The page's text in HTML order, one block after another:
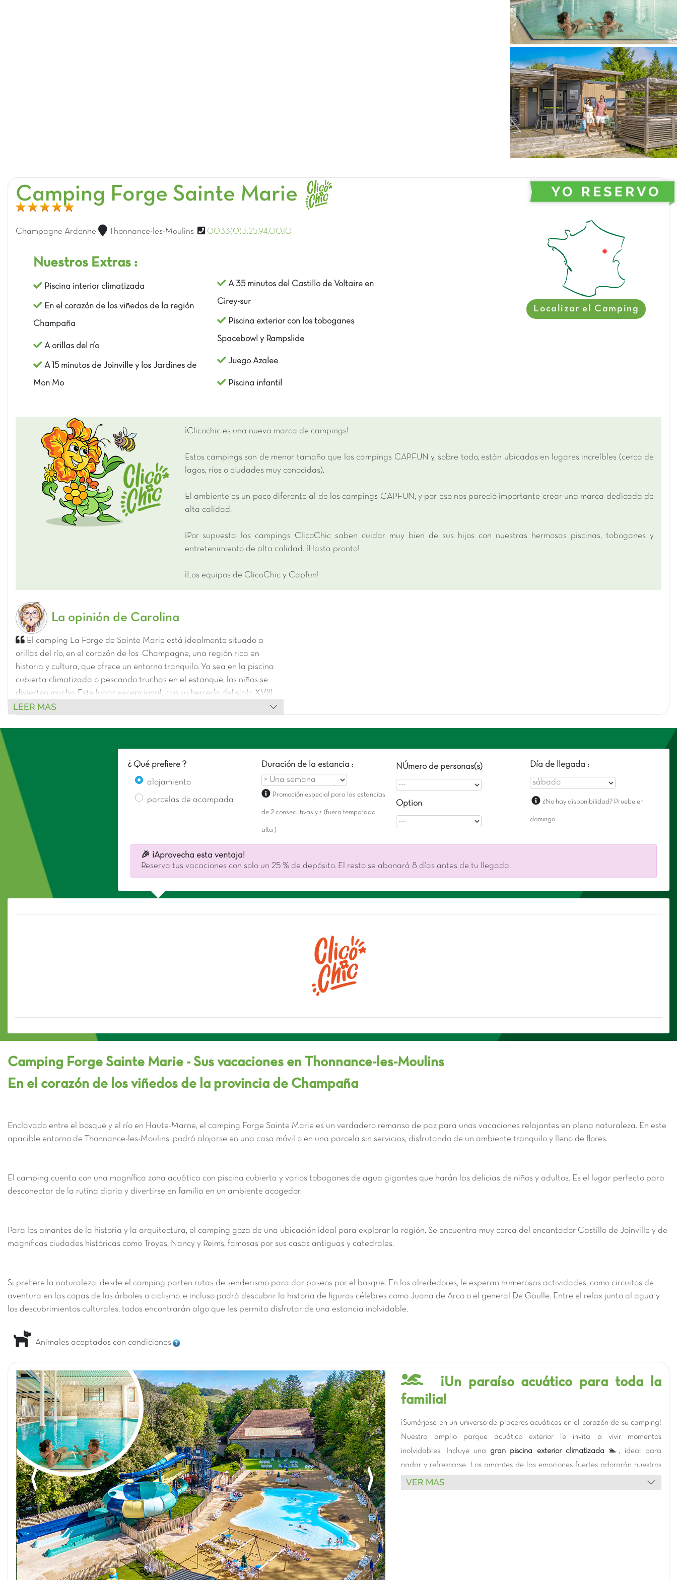
Camping Forge Sainte Marie
Champagne Ardenne Thonnance-les-Moulins 0033(0)3.25.94.00.10
Nuestros Extras :
Piscina interior climatizada
En el corazón de los viñedos de la región
Champaña
A orillas del río
A 15 minutos de Joinville y los Jardines de
Mon Mo
A 35 minutos del Castillo de Voltaire en
Cirey-sur
Piscina exterior con los toboganes
Spacebowl y Rampslide
Juego Azalee
Piscina infantil
Localizar el Camping
¡Clicochic es una nueva marca de campings!
Estos campings son de menor tamaño que los campings CAPFUN y, sobre todo, están ubicados en lugares increíbles (cerca de
lagos, ríos o ciudades muy conocidas).
El ambiente es un poco diferente al de los campings CAPFUN, y por eso nos pareció importante crear una marca dedicada de
alta calidad.
¡Por supuesto, los campings ClicoChic saben cuidar muy bien de sus hijos con nuestras hermosas piscinas, toboganes y
entretenimiento de alta calidad. ¡Hasta pronto!
¡Los equipos de ClicoChic y Capfun!
La opinión de Carolina
El camping La Forge de Sainte Marie está idealmente situado a
orillas del río, en el corazón de los Champagne, una región rica en
historia y cultura, que ofrece un entorno tranquilo. Ya sea en la piscina
cubierta climatizada o pescando truchas en el estanque, los niños se
divierten mucho. Este lugar excepcional, con su herrería del siglo XVIII,
proporciona un ambiente tranquilo y una atmósfera cálida y familiar.
LEER MAS
¿ Qué prefiere ?
alojamiento
parcelas de acampada
Duración de la estancia :
Promoción especial para las estancias
de 2 consecutivas y + (fuera temporada
alta )
NÚmero de personas(s)
Option
Día de llegada :
¿No hay disponibilidad? Pruebe en
domingo
🎉 ¡Aprovecha esta ventaja!
Reserva tus vacaciones con solo un 25 % de depósito. El resto se abonará 8 días antes de tu llegada.
Camping Forge Sainte Marie - Sus vacaciones en Thonnance-les-Moulins
En el corazón de los viñedos de la provincia de Champaña
Enclavado entre el bosque y el río en Haute-Marne, el camping Forge Sainte Marie es un verdadero remanso de paz para unas vacaciones relajantes en plena naturaleza. En este
apacible entorno de Thonnance-les-Moulins, podrá alojarse en una casa móvil o en una parcela sin servicios, disfrutando de un ambiente tranquilo y lleno de flores.
El camping cuenta con una magnífica zona acuática con piscina cubierta y varios toboganes de agua gigantes que harán las delicias de niños y adultos. Es el lugar perfecto para
desconectar de la rutina diaria y divertirse en familia en un ambiente acogedor.
Para los amantes de la historia y la arquitectura, el camping goza de una ubicación ideal para explorar la región. Se encuentra muy cerca del encantador Castillo de Joinville y de
magníficas ciudades históricas como Troyes, Nancy y Reims, famosas por sus casas antiguas y catedrales.
Si prefiere la naturaleza, desde el camping parten rutas de senderismo para dar paseos por el bosque. En los alrededores, le esperan numerosas actividades, como circuitos de
aventura en las copas de los árboles o ciclismo, e incluso podrá descubrir la historia de figuras célebres como Juana de Arco o el general De Gaulle. Entre el relax junto al agua y
los descubrimientos culturales, todos encontrarán algo que les permita disfrutar de una estancia inolvidable.
Animales aceptados con condiciones
Foto anterior Foto siguiente
¡Un paraíso acuático para toda la
familia!
¡Sumérjase en un universo de placeres acuáticos en el corazón de su camping!
Nuestro amplio parque acuático exterior le invita a vivir momentos
inolvidables. Incluye unagran piscina exterior climatizada 🏊, ideal para
nadar y refrescarse. Los amantes de las emociones fuertes adorarán nuestros
variados toboganes acuáticos
, ¡incluido el famoso Spacebowl, para descensos
VER MAS